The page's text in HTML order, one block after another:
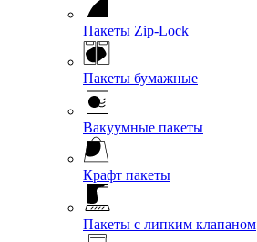
Пакеты Zip-Lock
Пакеты бумажные
Вакуумные пакеты
Крафт пакеты
Пакеты с липким клапаном